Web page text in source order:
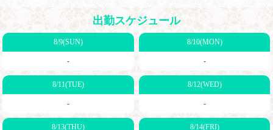
出勤スケジュール
8/9(SUN)
-
8/10(MON)
-
8/11(TUE)
-
8/12(WED)
-
8/13(THU) 8/14(FRI)